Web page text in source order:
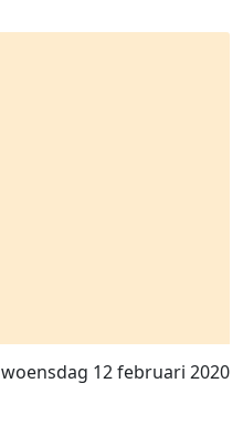
woensdag 12 februari 2020